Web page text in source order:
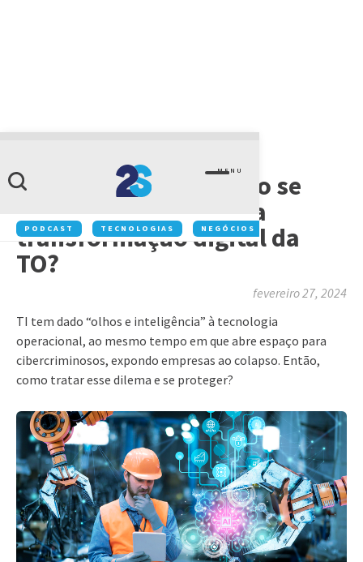
MENU
PODCAST TECNOLOGIAS NEGÓCIOS INOVAÇÃO
Na indústria 4.0, como se
proteger dos riscos da
transformação digital da
TO?
fevereiro 27, 2024
TI tem dado “olhos e inteligência” à tecnologia
operacional, ao mesmo tempo em que abre espaço para
cibercriminosos, expondo empresas ao colapso. Então,
como tratar esse dilema e se proteger?